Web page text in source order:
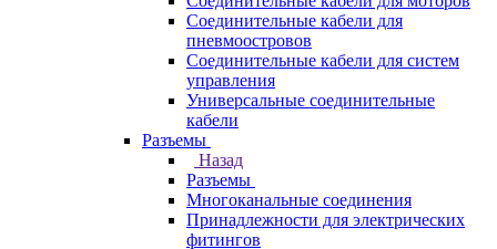
Соединительные кабели для
пневмоостровов
Соединительные кабели для систем
управления
Универсальные соединительные
кабели
Разъемы
Назад
Разъемы
Многоканальные соединения
Принадлежности для электрических
фитингов